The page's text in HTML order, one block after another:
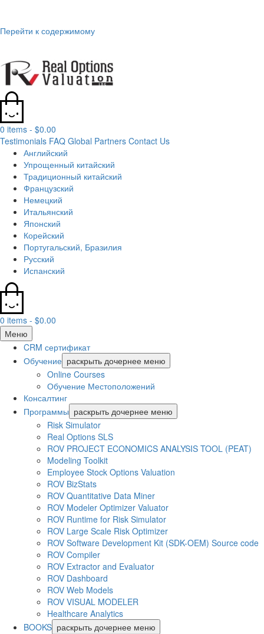
Перейти к содержимому
0 items - $0.00
Testimonials FAQ Global Partners Contact Us
Английский
Упрощенный китайский
Традиционный китайский
Французский
Немецкий
Итальянский
Японский
Корейский
Португальский, Бразилия
Русский
Испанский
0 items - $0.00
Меню
CRM сертификат
Обучение раскрыть дочернее меню
Online Courses
Обучение Местоположений
Консалтинг
Программы раскрыть дочернее меню
Risk Simulator
Real Options SLS
ROV PROJECT ECONOMICS ANALYSIS TOOL (PEAT)
Modeling Toolkit
Employee Stock Options Valuation
ROV BizStats
ROV Quantitative Data Miner
ROV Modeler Optimizer Valuator
ROV Runtime for Risk Simulator
ROV Large Scale Risk Optimizer
ROV Software Development Kit (SDK-OEM) Source code
ROV Compiler
ROV Extractor and Evaluator
ROV Dashboard
ROV Web Models
ROV VISUAL MODELER
Healthcare Analytics
BOOKS раскрыть дочернее меню